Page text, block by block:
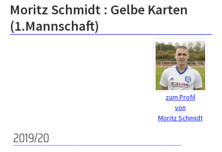
Moritz Schmidt : Gelbe Karten
(1.Mannschaft)
zum Profil
von
Moritz Schmidt
2019/20